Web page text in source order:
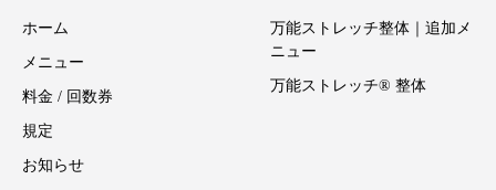
ホーム
メニュー
料金 / 回数券
規定
お知らせ
万能ストレッチ整体｜追加メ
ニュー
万能ストレッチ® 整体